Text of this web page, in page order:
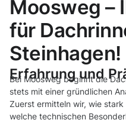
Moosweg –
für
Steinhagen!
Erfahrung und
Bei Moosweg beginnt die
stets mit einer gründlichen
Zuerst ermitteln wir, wie
welche technischen